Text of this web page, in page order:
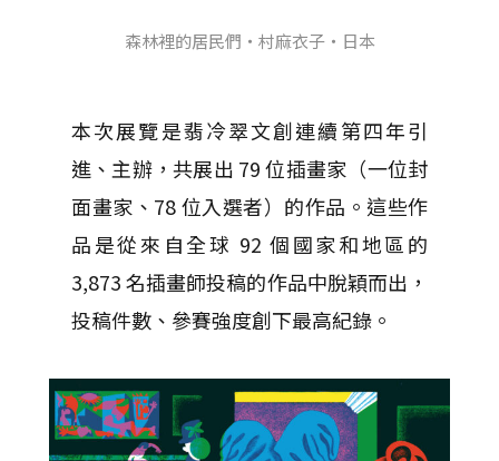
森林裡的居民們・村麻衣子・日本
本次展覽是翡冷翠文創連續第四年引
進、主辦，共展出 79 位插畫家（一位封
面畫家、78 位入選者）的作品。這些作
品是從來自全球 92 個國家和地區的
3,873 名插畫師投稿的作品中脫穎而出，
投稿件數、參賽強度創下最高紀錄。